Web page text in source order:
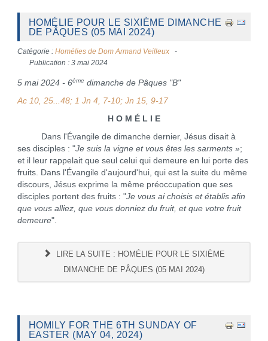
HOMÉLIE POUR LE SIXIÈME DIMANCHE
DE PÂQUES (05 MAI 2024)
Catégorie : Homélies de Dom Armand Veilleux
Publication : 3 mai 2024
5 mai 2024 - 6ème dimanche de Pâques "B"
Ac 10, 25...48; 1 Jn 4, 7-10; Jn 15, 9-17
H O M É L I E
Dans l'Évangile de dimanche dernier, Jésus disait à
ses disciples : "Je suis la vigne et vous êtes les sarments»;
et il leur rappelait que seul celui qui demeure en lui porte des
fruits. Dans l'Évangile d'aujourd'hui, qui est la suite du même
discours, Jésus exprime la même préoccupation que ses
disciples portent des fruits : "Je vous ai choisis et établis afin
que vous alliez, que vous donniez du fruit, et que votre fruit
demeure".
LIRE LA SUITE : HOMÉLIE POUR LE SIXIÈME
DIMANCHE DE PÂQUES (05 MAI 2024)
HOMILY FOR THE 6TH SUNDAY OF
EASTER (MAY 04, 2024)